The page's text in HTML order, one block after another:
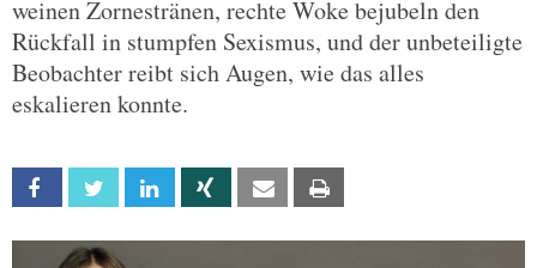
weinen Zornestränen, rechte Woke bejubeln den
Rückfall in stumpfen Sexismus, und der unbeteiligte
Beobachter reibt sich Augen, wie das alles
eskalieren konnte.
Facebook Twitter Linkedin Xing Email